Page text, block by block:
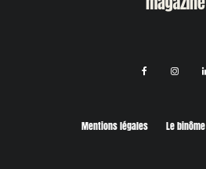
Mentions légales Le binôme